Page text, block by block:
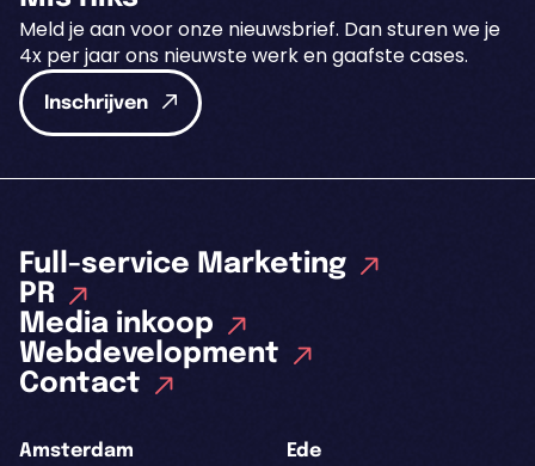
Meld je aan voor onze nieuwsbrief. Dan sturen we je
4x per jaar ons nieuwste werk en gaafste cases.
Inschrijven
Full-service Marketing
PR
Media inkoop
Webdevelopment
Contact
Amsterdam Ede